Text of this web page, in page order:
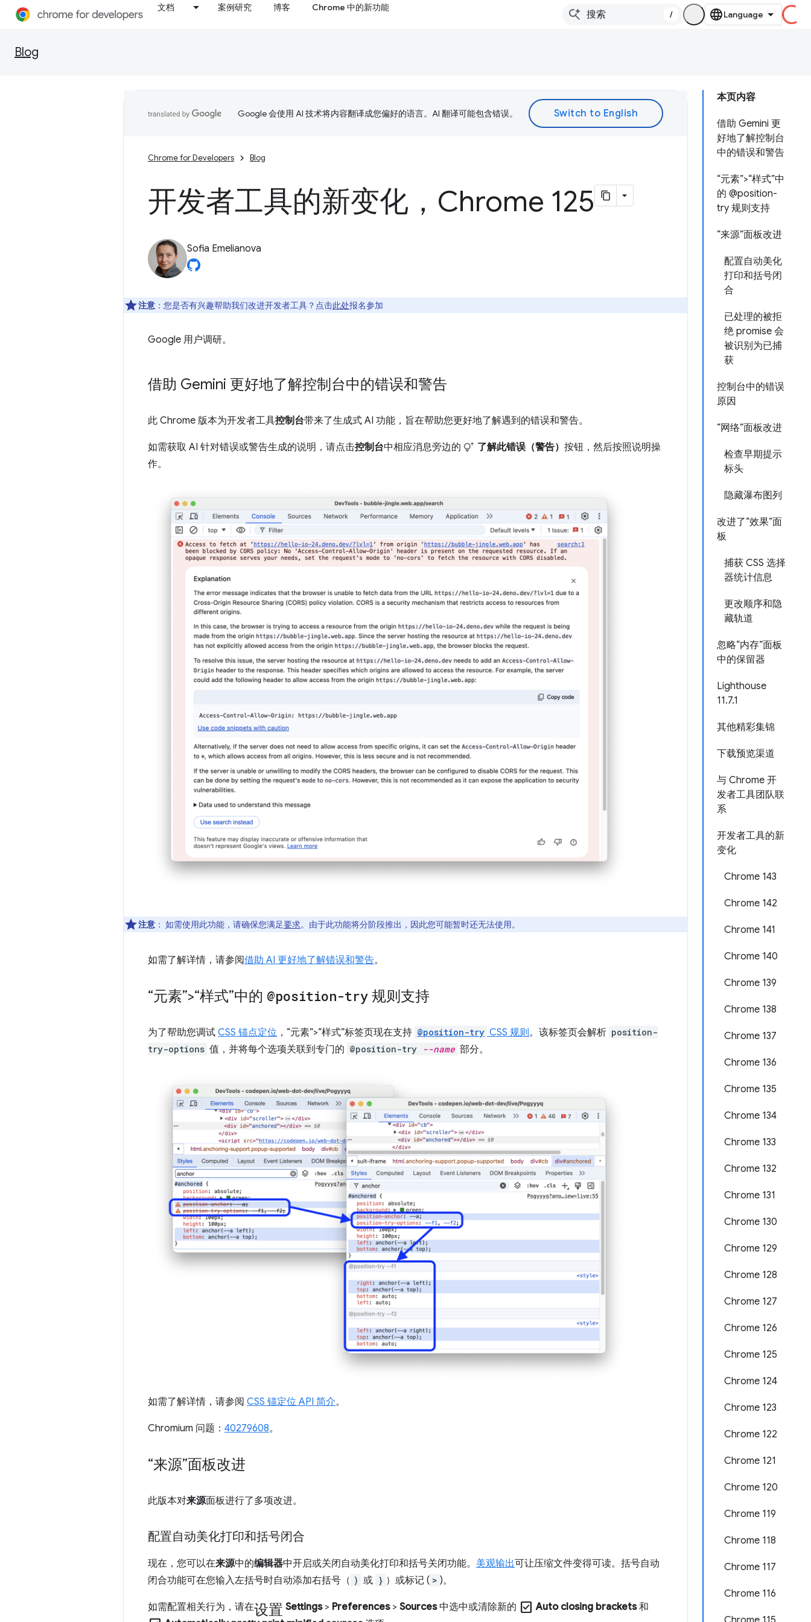
文档 案例研究 博客 Chrome 中的新功能
/
Blog
本页内容
借助 Gemini 更
好地了解控制台
中的错误和警告
“元素”>“样式”中
的 @position-
try 规则支持
“来源”面板改进
配置自动美化
打印和括号闭
合
已处理的被拒
绝 promise 会
被识别为已捕
获
控制台中的错误
原因
“网络”面板改进
检查早期提示
标头
隐藏瀑布图列
改进了“效果”面
板
捕获 CSS 选择
器统计信息
更改顺序和隐
藏轨道
忽略“内存”面板
中的保留器
Lighthouse
11.7.1
其他精彩集锦
下载预览渠道
与 Chrome 开
发者工具团队联
系
开发者工具的新
变化
Chrome 143
Chrome 142
Chrome 141
Chrome 140
Chrome 139
Chrome 138
Chrome 137
Chrome 136
Chrome 135
Chrome 134
Chrome 133
Chrome 132
Chrome 131
Chrome 130
Chrome 129
Chrome 128
Chrome 127
Chrome 126
Chrome 125
Chrome 124
Chrome 123
Chrome 122
Chrome 121
Chrome 120
Chrome 119
Chrome 118
Chrome 117
Chrome 116
Google 会使用 AI 技术将内容翻译成您偏好的语言。AI 翻译可能包含错误。
Chrome for Developers Blog
开发者工具的新变化，Chrome 125
Sofia Emelianova
注意 ：您是否有兴趣帮助我们改进开发者工具？点击此处报名参加
Google 用户调研。
借助 Gemini 更好地了解控制台中的错误和警告
此 Chrome 版本为开发者工具控制台带来了生成式 AI 功能，旨在帮助您更好地了解遇到的错误和警告。
如需获取 AI 针对错误或警告生成的说明，请点击控制台中相应消息旁边的 了解此错误（警告）按钮，然后按照说明操
作。
注意 ： 如需使用此功能，请确保您满足要求。由于此功能将分阶段推出，因此您可能暂时还无法使用。
如需了解详情，请参阅借助 AI 更好地了解错误和警告。
“元素”>“样式”中的 @position-try 规则支持
为了帮助您调试 CSS 锚点定位 ，“元素”>“样式”标签页现在支持 @position-try CSS 规则。 该标签页会解析 position-
try-options 值，并将每个选项关联到专门的 @position-try --name 部分。
如需了解详情，请参阅 CSS 锚定位 API 简介。
Chromium 问题： 40279608。
“来源”面板改进
此版本对来源面板进行了多项改进。
配置自动美化打印和括号闭合
现在，您可以在来源中的编辑器中开启或关闭自动美化打印和括号关闭功能。 美观输出可让压缩文件变得可读。括号自动
闭合功能可在您输入左括号时自动添加右括号（ ) 或 } ）或标记 ( > )。
如需配置相关行为，请在设置 Settings> Preferences> Sources中选中或清除新的 check_box Auto closing brackets和